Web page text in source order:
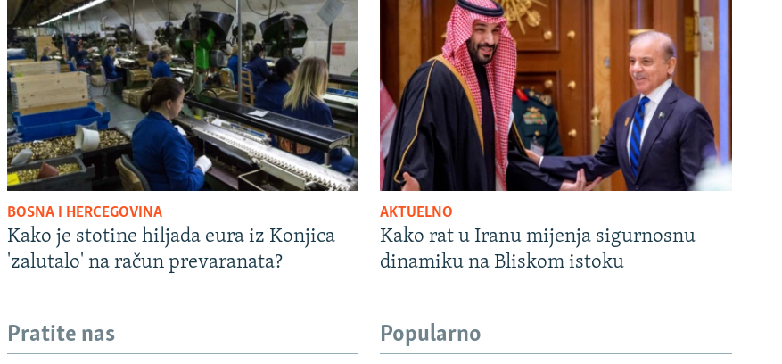
BOSNA I HERCEGOVINA
Kako je stotine hiljada eura iz Konjica
'zalutalo' na račun prevaranata?
AKTUELNO
Kako rat u Iranu mijenja sigurnosnu
dinamiku na Bliskom istoku
Pratite nas Popularno